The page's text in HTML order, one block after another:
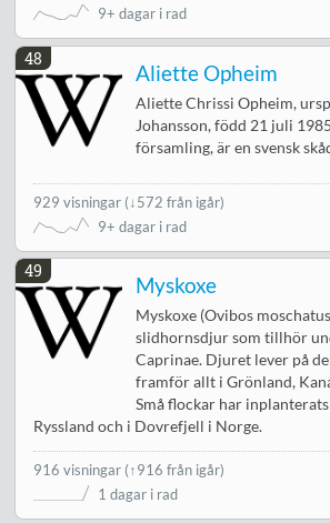
9+ dagar i rad
48
Aliette Opheim
Aliette Chrissi Opheim,
Johansson, född 21 juli
församling, är en svensk
929 visningar (↓572 från igår)
9+ dagar i rad
49
Myskoxe
Myskoxe (Ovibos
slidhornsdjur som tillhör
Caprinae. Djuret lever på
framför allt i Grönland,
Små flockar har
Ryssland och i Dovrefjell i Norge.
916 visningar (↑916 från igår)
1 dagar i rad